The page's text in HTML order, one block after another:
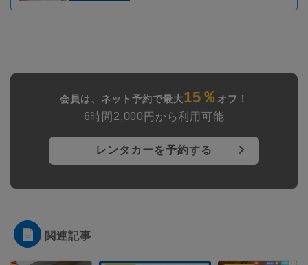
会員は、ネット予約で最大15％ オフ！
6時間2,000円から利用可能
レンタカーを予約する
関連記事